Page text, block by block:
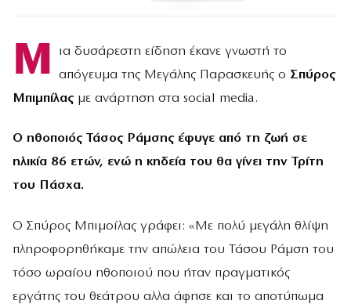
Μ
ια δυσάρεστη είδηση έκανε γνωστή το
απόγευμα της Μεγάλης Παρασκευής ο Σπύρος
Μπιμπίλαςμε ανάρτηση στα social media.
Ο ηθοποιός Τάσος Ράμσης έφυγε από τη ζωή σε
ηλικία 86 ετών, ενώ η κηδεία του θα γίνει την Τρίτη
του Πάσχα.
Ο Σπύρος Μπιμοίλας γράφει: «Με πολύ μεγάλη θλίψη
πληροφορηθήκαμε την απώλεια του Τάσου Ράμση του
τόσο ωραίου ηθοποιού που ήταν πραγματικός
εργάτης του θεάτρου αλλα άφησε και το αποτύπωμα